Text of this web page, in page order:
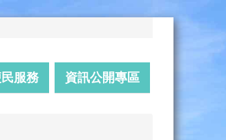
服務 資訊公開專區